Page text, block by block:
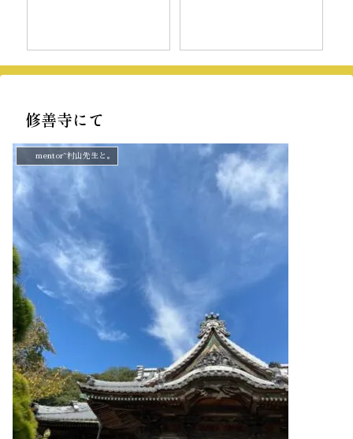
修善寺にて
mentor~村山先生と。